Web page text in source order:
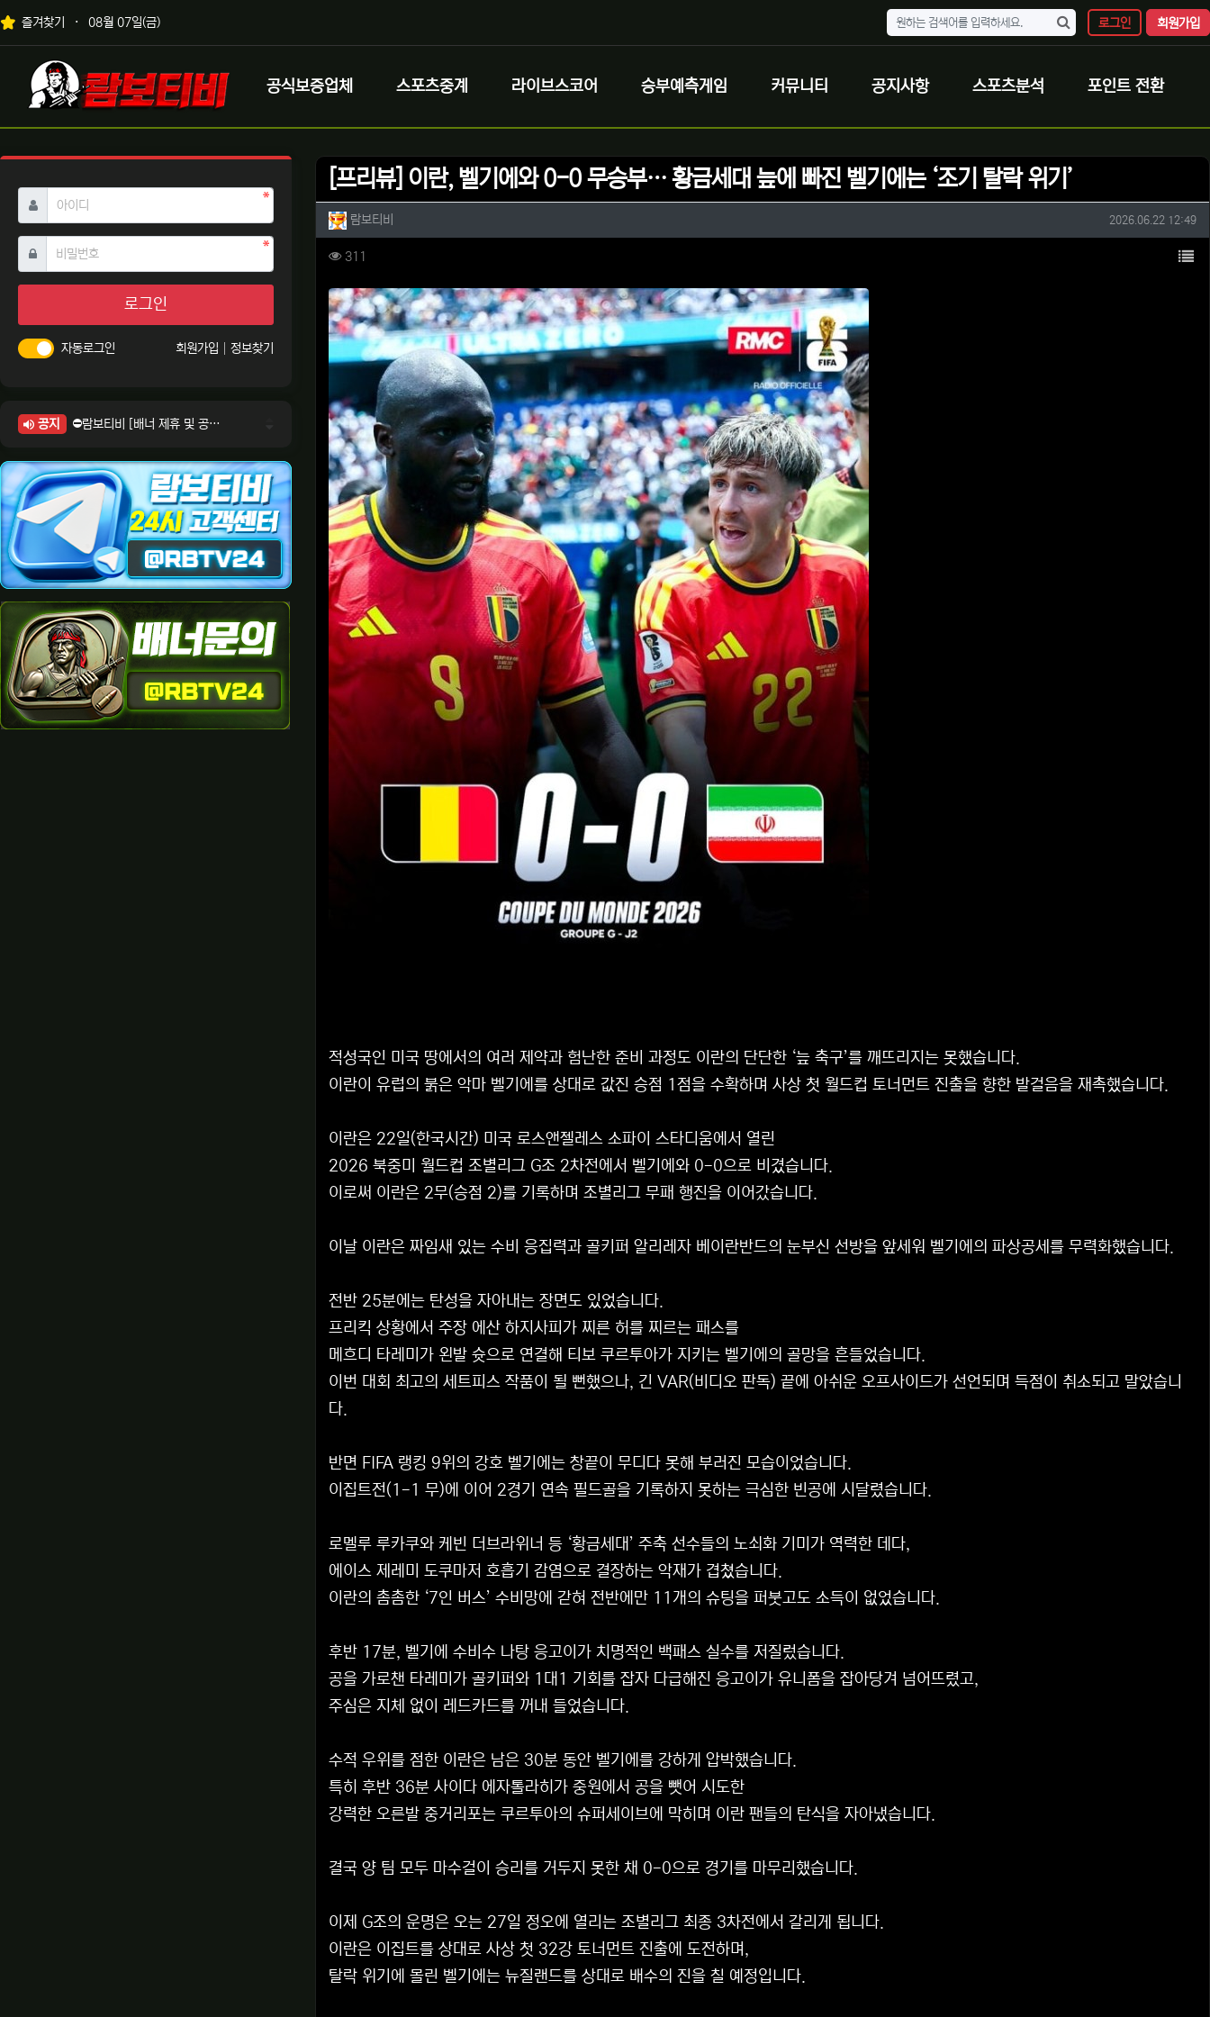
상단 네비
즐겨찾기 08월 07일(금) 로그인 회원가입
메인 메뉴
로고
공식보증업체 스포츠중계 라이브스코어 승부예측게임 커뮤니티 공지사항 스포츠분석 포인트 전환
[프리뷰] 이란, 벨기에와 0-0 무승부… 황금세대 늪에 빠진 벨기에는 ‘조기 탈락 위기’
작성자 정보
람보티비 작성일
2026.06.22 12:49
컨텐츠 정보
311 목
본문
적성국인 미국 땅에서의 여러 제약과 험난한 준비 과정도 이란의 단단한 ‘늪 축구’를 깨뜨리지는 못했습니다.
이란이 유럽의 붉은 악마 벨기에를 상대로 값진 승점 1점을 수확하며 사상 첫 월드컵 토너먼트 진출을 향한 발걸음을 재촉했습니다.
이란은 22일(한국시간) 미국 로스앤젤레스 소파이 스타디움에서 열린
2026 북중미 월드컵 조별리그 G조 2차전에서 벨기에와 0-0으로 비겼습니다.
이로써 이란은 2무(승점 2)를 기록하며 조별리그 무패 행진을 이어갔습니다.
이날 이란은 짜임새 있는 수비 응집력과 골키퍼 알리레자 베이란반드의 눈부신 선방을 앞세워 벨기에의 파상공세를 무력화했습니다.
전반 25분에는 탄성을 자아내는 장면도 있었습니다.
프리킥 상황에서 주장 에산 하지사피가 찌른 허를 찌르는 패스를
메흐디 타레미가 왼발 슛으로 연결해 티보 쿠르투아가 지키는 벨기에의 골망을 흔들었습니다.
이번 대회 최고의 세트피스 작품이 될 뻔했으나, 긴 VAR(비디오 판독) 끝에 아쉬운 오프사이드가 선언되며 득점이 취소되고 말았습니
다.
반면 FIFA 랭킹 9위의 강호 벨기에는 창끝이 무디다 못해 부러진 모습이었습니다.
이집트전(1-1 무)에 이어 2경기 연속 필드골을 기록하지 못하는 극심한 빈공에 시달렸습니다.
로멜루 루카쿠와 케빈 더브라위너 등 ‘황금세대’ 주축 선수들의 노쇠화 기미가 역력한 데다,
에이스 제레미 도쿠마저 호흡기 감염으로 결장하는 악재가 겹쳤습니다.
이란의 촘촘한 ‘7인 버스’ 수비망에 갇혀 전반에만 11개의 슈팅을 퍼붓고도 소득이 없었습니다.
후반 17분, 벨기에 수비수 나탕 응고이가 치명적인 백패스 실수를 저질렀습니다.
공을 가로챈 타레미가 골키퍼와 1대1 기회를 잡자 다급해진 응고이가 유니폼을 잡아당겨 넘어뜨렸고,
주심은 지체 없이 레드카드를 꺼내 들었습니다.
수적 우위를 점한 이란은 남은 30분 동안 벨기에를 강하게 압박했습니다.
특히 후반 36분 사이다 에자톨라히가 중원에서 공을 뺏어 시도한
강력한 오른발 중거리포는 쿠르투아의 슈퍼세이브에 막히며 이란 팬들의 탄식을 자아냈습니다.
결국 양 팀 모두 마수걸이 승리를 거두지 못한 채 0-0으로 경기를 마무리했습니다.
이제 G조의 운명은 오는 27일 정오에 열리는 조별리그 최종 3차전에서 갈리게 됩니다.
이란은 이집트를 상대로 사상 첫 32강 토너먼트 진출에 도전하며,
탈락 위기에 몰린 벨기에는 뉴질랜드를 상대로 배수의 진을 칠 예정입니다.
아이디 필수
비밀번호필수
로그인
자동로그인 회원가입 정보찾기
공지
⛔람보티비 [배너 제휴 및 공식 입점 문의 안내]
⛔람보티비 [정회원 등급UP! 안내사항]
⛔람보티비 [채팅방 이용시 주의사항]
⛔람보티비 [공식보증업체 안내]